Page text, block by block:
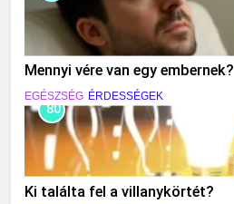
Mennyi vére van egy embernek?
EGÉSZSÉG ÉRDESSÉGEK
80
Ki találta fel a villanykörtét?